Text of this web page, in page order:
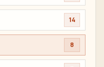
14
8